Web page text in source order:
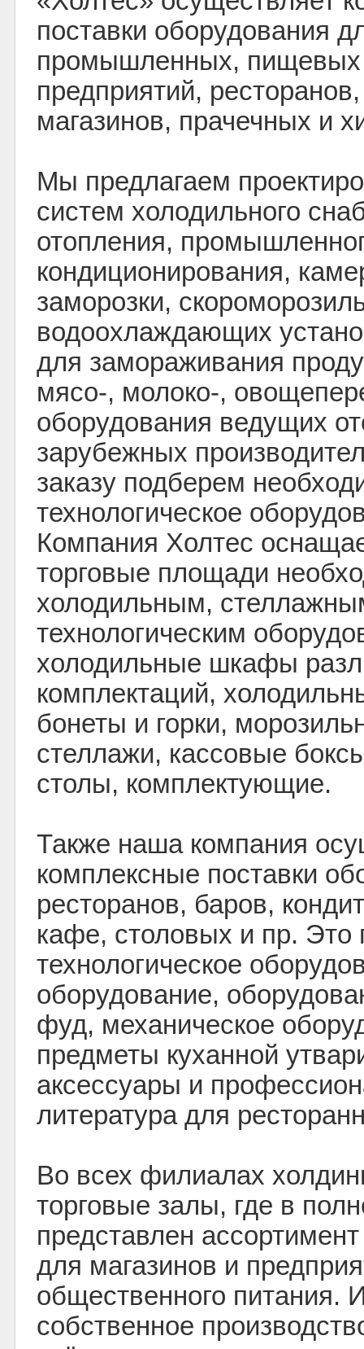
поставки оборудования
промышленных, пищевых
предприятий,
магазинов, прачечных и
Мы предлагаем
систем холодильного
отопления,
кондиционирования,
заморозки,
водоохлаждающих
для замораживания
мясо-, молоко-,
оборудования ведущих
зарубежных
заказу подберем
технологическое
Компания Холтес
торговые площади
холодильным,
технологическим
холодильные шкафы
комплектаций,
бонеты и горки,
стеллажи, кассовые
столы, комплектующие.
Также наша компания
комплексные поставки
ресторанов, баров,
кафе, столовых и пр. Это
технологическое
оборудование,
фуд, механическое
предметы куханной
аксессуары и
литература для
Во всех филиалах
торговые залы, где в
представлен
для магазинов и
общественного питания.
собственное